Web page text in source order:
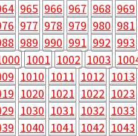
965 966 967 968 969
977 978 979 980 981
989 990 991 992 993
1001 1002 1003
1010 1011 1012 1013
1020 1021 1022 1023
1030 1031 1032 1033
1040 1041 1042 1043